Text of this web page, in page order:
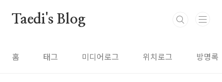
Taedi's Blog
홈 태그 미디어로그 위치로그 방명록